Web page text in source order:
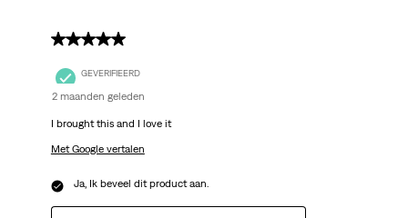
5 van 5 sterren.
GEVERIFIEERD
2 maanden geleden
I brought this and I love it
Met Google vertalen
Ja, Ik beveel dit product aan.